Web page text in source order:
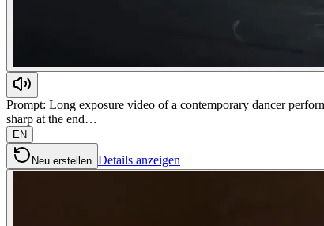
Prompt: Long exposure video of a contemporary dancer
sharp at the end…
EN
Neu erstellen Details anzeigen